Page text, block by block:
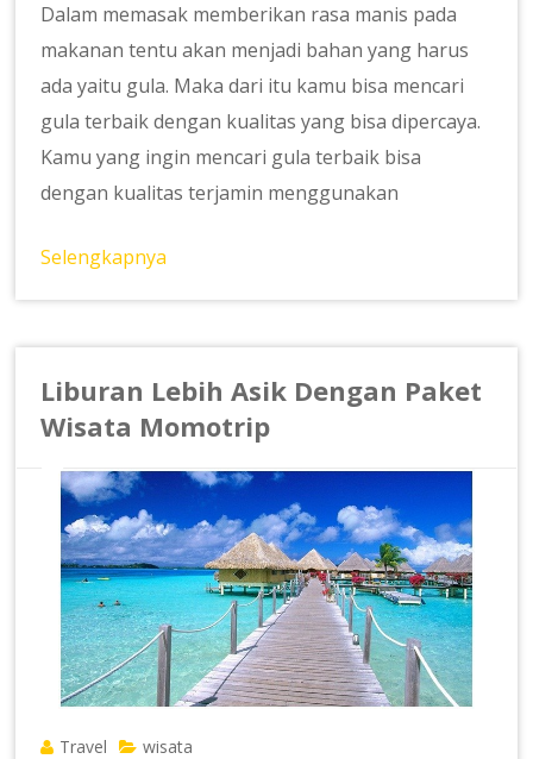
Dalam memasak memberikan rasa manis pada
makanan tentu akan menjadi bahan yang harus
ada yaitu gula. Maka dari itu kamu bisa mencari
gula terbaik dengan kualitas yang bisa dipercaya.
Kamu yang ingin mencari gula terbaik bisa
dengan kualitas terjamin menggunakan
Selengkapnya
Liburan Lebih Asik Dengan Paket
Wisata Momotrip
Travel wisata